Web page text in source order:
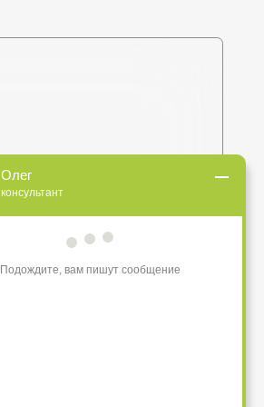
Олег
консультант
Подождите, вам пишут сообщение